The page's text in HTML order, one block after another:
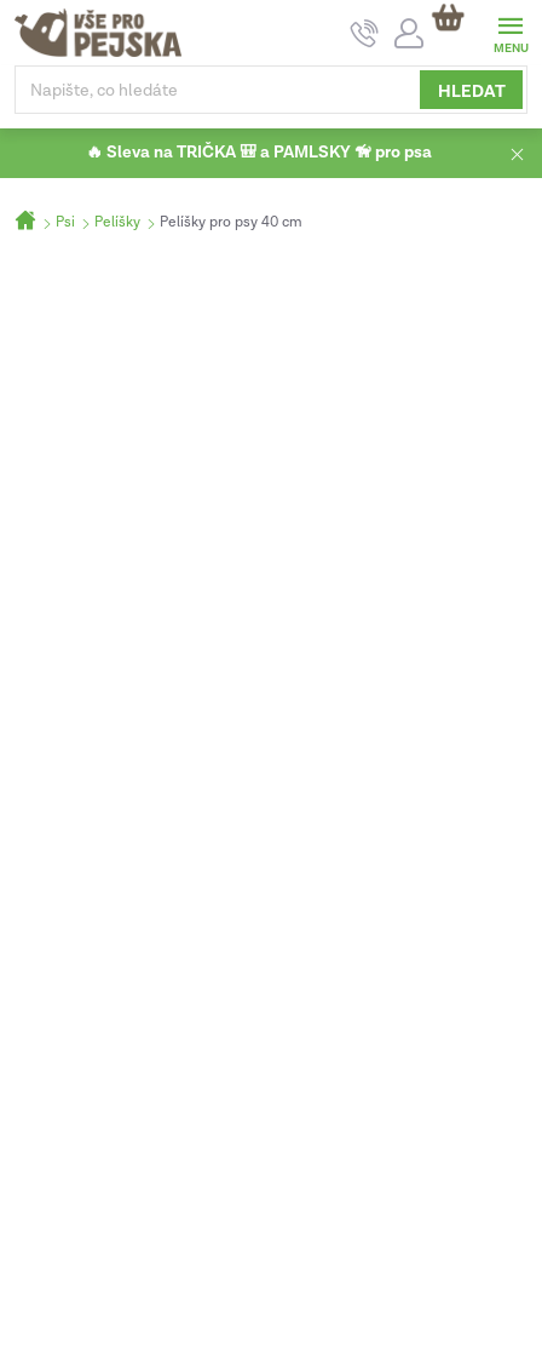
Přejít
obsah
HLEDAT
NÁKUPNÍ
KOŠÍK
🔥 Sleva na TRIČKA 🎒 a PAMLSKY 🦮 pro psa
Domů
Psi Pelíšky Pelíšky pro psy 40 cm